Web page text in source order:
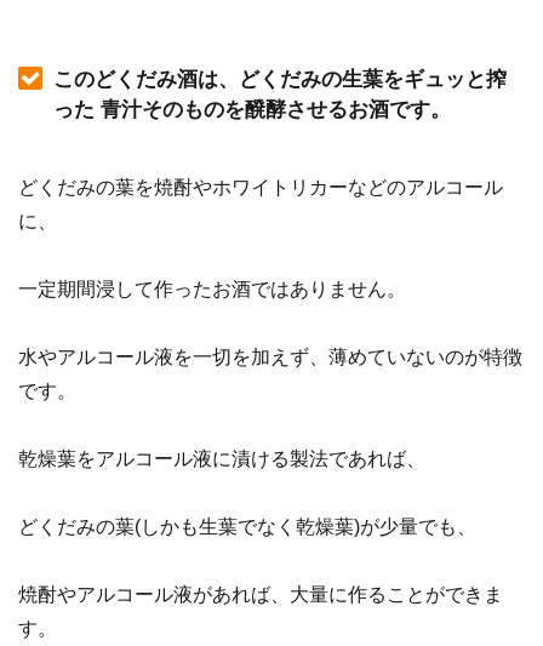
このどくだみ酒は、どくだみの生葉をギュッと搾
った 青汁そのものを醗酵させるお酒です。
どくだみの葉を焼酎やホワイトリカーなどのアルコール
に、
一定期間浸して作ったお酒ではありません。
水やアルコール液を一切を加えず、薄めていないのが特徴
です。
乾燥葉をアルコール液に漬ける製法であれば、
どくだみの葉(しかも生葉でなく乾燥葉)が少量でも、
焼酎やアルコール液があれば、大量に作ることができま
す。